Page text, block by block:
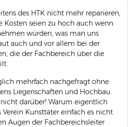
des HTK nicht mehr reparieren,
Kosten seien zu hoch auch wenn
würden, was man uns
auch und vor allem bei der
die der Fachbereich über die
mehrfach nachgefragt ohne
Liegenschaften und Hochbau.
darüber! Warum eigentlich
Verein Kunsttäter einfach es nicht
Augen der Fachbereichsleiter